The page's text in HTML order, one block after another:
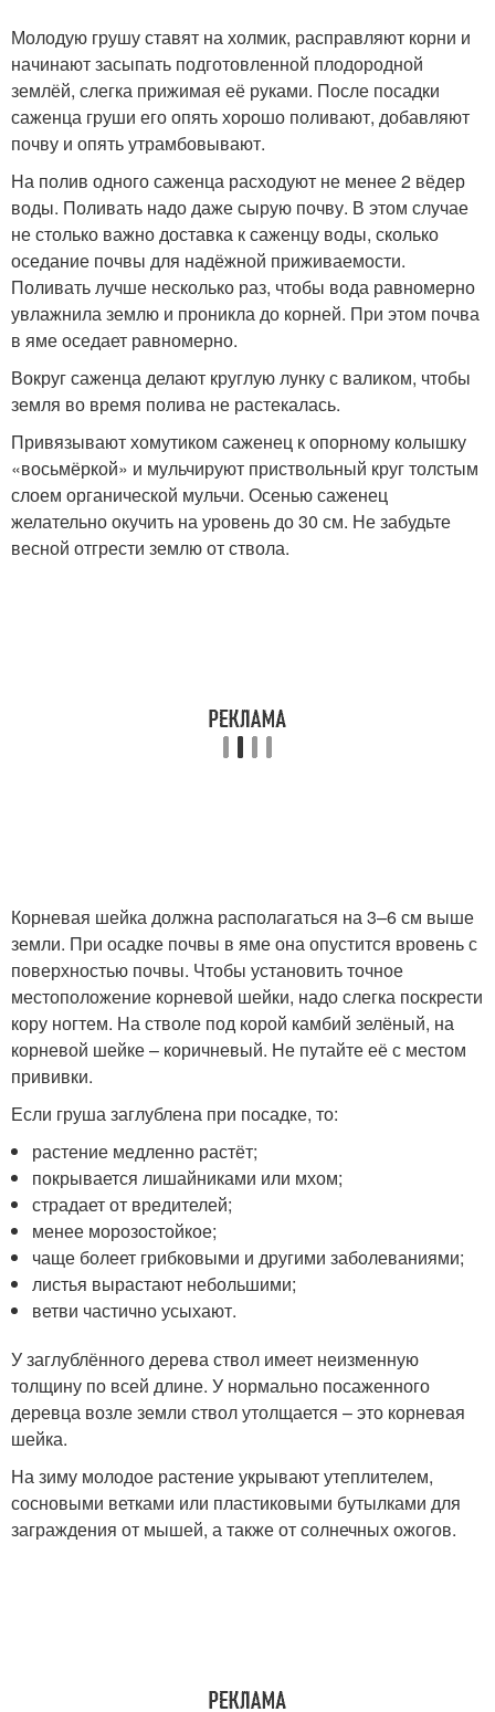
Молодую грушу ставят на холмик, расправляют корни и
начинают засыпать подготовленной плодородной
землёй, слегка прижимая её руками. После посадки
саженца груши его опять хорошо поливают, добавляют
почву и опять утрамбовывают.
На полив одного саженца расходуют не менее 2 вёдер
воды. Поливать надо даже сырую почву. В этом случае
не столько важно доставка к саженцу воды, сколько
оседание почвы для надёжной приживаемости.
Поливать лучше несколько раз, чтобы вода равномерно
увлажнила землю и проникла до корней. При этом почва
в яме оседает равномерно.
Вокруг саженца делают круглую лунку с валиком, чтобы
земля во время полива не растекалась.
Привязывают хомутиком саженец к опорному колышку
«восьмёркой» и мульчируют приствольный круг толстым
слоем органической мульчи. Осенью саженец
желательно окучить на уровень до 30 см. Не забудьте
весной отгрести землю от ствола.
Корневая шейка должна располагаться на 3–6 см выше
земли. При осадке почвы в яме она опустится вровень с
поверхностью почвы. Чтобы установить точное
местоположение корневой шейки, надо слегка поскрести
кору ногтем. На стволе под корой камбий зелёный, на
корневой шейке – коричневый. Не путайте её с местом
прививки.
Если груша заглублена при посадке, то:
растение медленно растёт;
покрывается лишайниками или мхом;
страдает от вредителей;
менее морозостойкое;
чаще болеет грибковыми и другими заболеваниями;
листья вырастают небольшими;
ветви частично усыхают.
У заглублённого дерева ствол имеет неизменную
толщину по всей длине. У нормально посаженного
деревца возле земли ствол утолщается – это корневая
шейка.
На зиму молодое растение укрывают утеплителем,
сосновыми ветками или пластиковыми бутылками для
заграждения от мышей, а также от солнечных ожогов.